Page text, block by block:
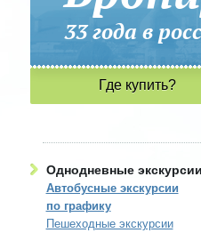
33 года в
Где купить?
Однодневные экскурсии
Автобусные экскурсии
по графику
Пешеходные экскурсии